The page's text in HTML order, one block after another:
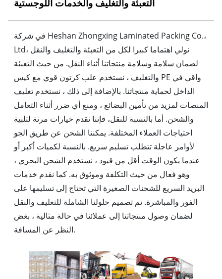
التعبئة والتغليف والخدمات اللوجستية
في شركة Heshan Zhongxing Laminated Packing Co.،
Ltd، نولي اهتماما كبيرا لكل من التعبئة والتغليف والنقل
لضمان سلامة وسلامة منتجاتنا أثناء النقل. من حيث التعبئة
والتغليف ، نستخدم علب كرتون قوي مع كيس PE واقي في
الداخل لحماية منتجاتنا. بالإضافة إلى ذلك ، نستخدم تغليف
المنصات لمزيد من تأمين البضائع ، ومنع أي ضرر أثناء التعامل
والشحن. أما بالنسبة للنقل، فإننا نقدم خيارات مرنة لتلبية
احتياجات العملاء المختلفة. يمكننا الشحن عن طريق الجو
لأوامر عاجلة تتطلب تسليم سريع. بالنسبة لكميات أكبر أو
عندما يكون الوقت أقل من قيود ، نستخدم الشحن البحري ،
وهو فعال من حيث التكلفة وموثوق به. كما نقدم خدمات
البريد السريع للشحنات الصغيرة التي تحتاج إلى تسليمها على
الفور والمباشرة. تم تصميم حلولنا الشاملة للتغليف والنقل
لضمان وصول منتجاتنا إلى عملائنا في حالة مثالية ، بغض
النظر عن المسافة.